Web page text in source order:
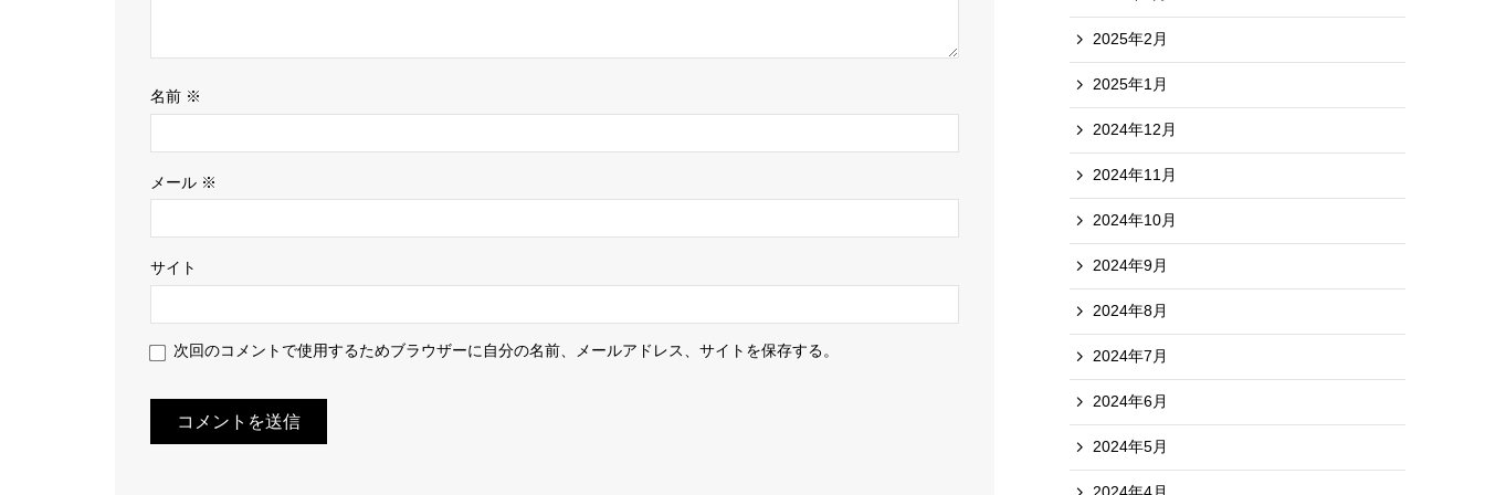
名前 ※
メール ※
サイト
次回のコメントで使用するためブラウザーに自分の名前、メールアドレス、サイトを保存する。
2025年2月
2025年1月
2024年12月
2024年11月
2024年10月
2024年9月
2024年8月
2024年7月
2024年6月
2024年5月